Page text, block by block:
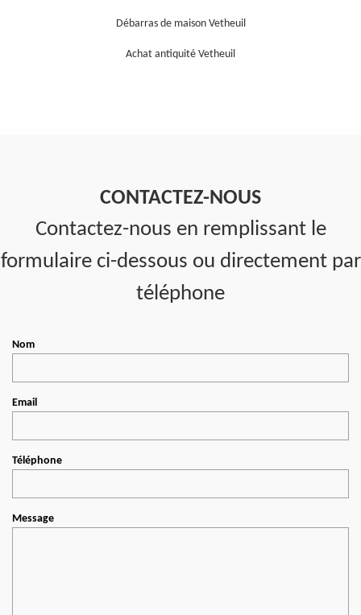
Débarras de maison Vetheuil
Achat antiquité Vetheuil
CONTACTEZ-NOUS
Contactez-nous en remplissant le
formulaire ci-dessous ou directement par
téléphone
Nom
Email
Téléphone
Message